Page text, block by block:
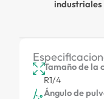
industriales
Tamaño de la
R1/4
Ángulo de